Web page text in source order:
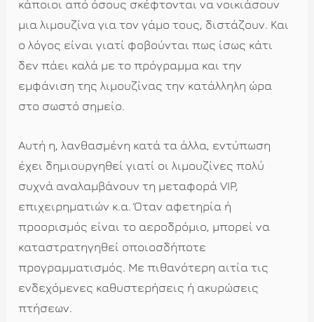
κάποιοι από όσους σκέφτονται να νοικιάσουν
μια λιμουζίνα για τον γάμο τους, διστάζουν. Και
ο λόγος είναι γιατί φοβούνται πως ίσως κάτι
δεν πάει καλά με το πρόγραμμα και την
εμφάνιση της λιμουζίνας την κατάλληλη ώρα
στο σωστό σημείο.
Αυτή η, λανθασμένη κατά τα άλλα, εντύπωση
έχει δημιουργηθεί γιατί οι λιμουζίνες πολύ
συχνά αναλαμβάνουν τη μεταφορά VIP,
επιχειρηματιών κ.α. Όταν αφετηρία ή
προορισμός είναι το αεροδρόμιο, μπορεί να
καταστρατηγηθεί οποιοσδήποτε
προγραμματισμός. Με πιθανότερη αιτία τις
ενδεχόμενες καθυστερήσεις ή ακυρώσεις
πτήσεων.